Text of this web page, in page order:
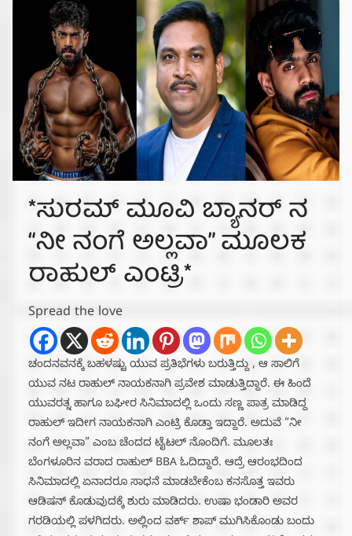
*ಸುರಮ್ ಮೂವಿ ಬ್ಯಾನರ್ ನ
“ನೀ ನಂಗೆ ಅಲ್ಲವಾ” ಮೂಲಕ
ರಾಹುಲ್ ಎಂಟ್ರಿ*
Spread the love
ಚಂದನವನಕ್ಕೆ ಬಹಳಷ್ಟು ಯುವ ಪ್ರತಿಭೆಗಳು ಬರುತ್ತಿದ್ದು , ಆ ಸಾಲಿಗೆ
ಯುವ ನಟ ರಾಹುಲ್ ನಾಯಕನಾಗಿ ಪ್ರವೇಶ ಮಾಡುತ್ತಿದ್ದಾರೆ. ಈ ಹಿಂದೆ
ಯುವರತ್ನ ಹಾಗೂ ಬಘೀರ ಸಿನಿಮಾದಲ್ಲಿ ಒಂದು ಸಣ್ಣ ಪಾತ್ರ ಮಾಡಿದ್ದ
ರಾಹುಲ್ ಇದೀಗ ನಾಯಕನಾಗಿ ಎಂಟ್ರಿ ಕೊಡ್ತಾ ಇದ್ದಾರೆ. ಅದುವೆ “ನೀ
ನಂಗೆ ಅಲ್ಲವಾ” ಎಂಬ ಚೆಂದದ ಟೈಟಲ್ ನೊಂದಿಗೆ. ಮೂಲತಃ
ಬೆಂಗಳೂರಿನ ವರಾದ ರಾಹುಲ್ BBA ಓದಿದ್ದಾರೆ. ಆದ್ರೆ ಆರಂಭದಿಂದ
ಸಿನಿಮಾದಲ್ಲಿ ಏನಾದರೂ ಸಾಧನೆ ಮಾಡಬೇಕೆಂಬ ಕನಸೊತ್ತ ಇವರು
ಆಡಿಷನ್ ಕೊಡುವುದಕ್ಕೆ ಶುರು ಮಾಡಿದರು. ಉಷಾ ಭಂಡಾರಿ ಅವರ
ಗರಡಿಯಲ್ಲಿ ಪಳಗಿದರು. ಅಲ್ಲಿಂದ ವರ್ಕ್ ಶಾಪ್ ಮುಗಿಸಿಕೊಂಡು ಬಂದು